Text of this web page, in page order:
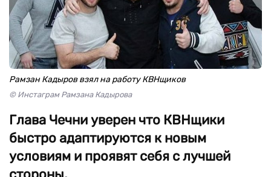
Рамзан Кадыров взял на работу КВНщиков
© Инстаграм Рамзана Кадырова
Глава Чечни уверен что КВНщики
быстро адаптируются к новым
условиям и проявят себя с лучшей